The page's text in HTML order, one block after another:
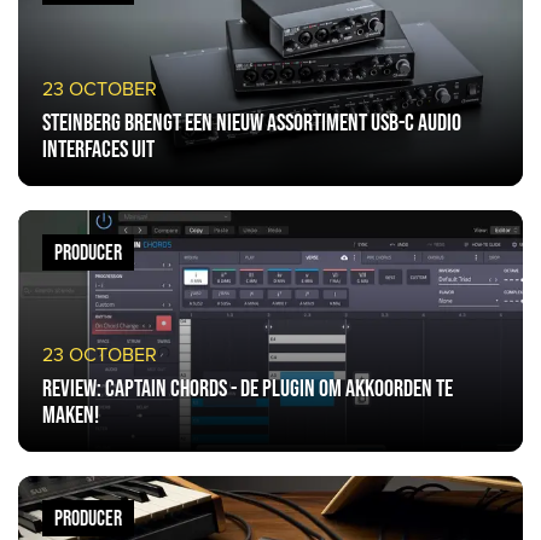
23 OCTOBER
Steinberg brengt een nieuw assortiment USB-C audio
interfaces uit
23 OCTOBER
Review: Captain Chords - de plugin om akkoorden te
maken!
PRODUCER
PRODUCER